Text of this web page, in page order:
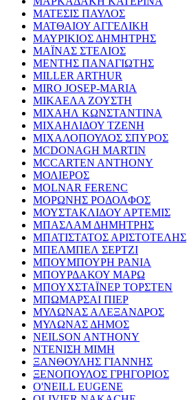
ΜΑΤΕΣΙΣ ΠΑΥΛΟΣ
ΜΑΤΘΑΙΟΥ ΑΓΓΕΛΙΚΗ
ΜΑΥΡΙΚΙΟΣ ΔΗΜΗΤΡΗΣ
ΜΑΪΝΑΣ ΣΤΕΛΙΟΣ
ΜΕΝΤΗΣ ΠΑΝΑΓΙΩΤΗΣ
MILLER ARTHUR
MIRO JOSEP-MARIA
ΜΙΚΑΕΛΑ ΖΟΥΣΤΗ
ΜΙΧΑΗΛ ΚΩΝΣΤΑΝΤΙΝΑ
ΜΙΧΑΗΛΙΔΟΥ ΤΖΕΝΗ
ΜΙΧΑΛΟΠΟΥΛΟΣ ΣΠΥΡΟΣ
MCDONAGH MARTIN
MCCARTEN ANTHONY
ΜΟΛΙΕΡΟΣ
MOLNAR FERENC
ΜΟΡΩΝΗΣ ΡΟΔΟΛΦΟΣ
ΜΟΥΣΤΑΚΛΙΔΟΥ ΑΡΤΕΜΙΣ
ΜΠΑΣΛΑΜ ΔΗΜΗΤΡΗΣ
ΜΠΑΤΙΣΤΑΤΟΣ ΑΡΙΣΤΟΤΕΛΗΣ
ΜΠΕΛΜΠΕΛ ΣΕΡΤΖΙ
ΜΠΟΥΜΠΟΥΡΗ ΡΑΝΙΑ
ΜΠΟΥΡΔΑΚΟΥ ΜΑΡΩ
ΜΠΟΥΧΣΤΑΪΝΕΡ ΤΟΡΣΤΕΝ
ΜΠΩΜΑΡΣΑΙ ΠΙΕΡ
ΜΥΛΩΝΑΣ ΑΛΕΞΑΝΔΡΟΣ
ΜΥΛΩΝΑΣ ΔΗΜΟΣ
NEILSON ANTHONY
ΝΤΕΝΙΣΗ ΜΙΜΗ
ΞΑΝΘΟΥΛΗΣ ΓΙΑΝΝΗΣ
ΞΕΝΟΠΟΥΛΟΣ ΓΡΗΓΟΡΙΟΣ
O'NEILL EUGENE